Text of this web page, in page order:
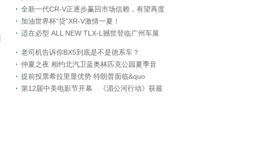
全新一代CR-V正逐步赢回市场信赖，有望再度
加油世界杯“贷”XR-V激情一夏！
适在必型 ALL NEW TLX-L撼世登临广州车展
老司机告诉你BX5到底是不是德系车？
仲夏之夜 相约北汽卫蓝奥林匹克公园夏季音
提前投票希拉里显优势 特朗普面临&quo
第12届中美电影节开幕 《湄公河行动》获最